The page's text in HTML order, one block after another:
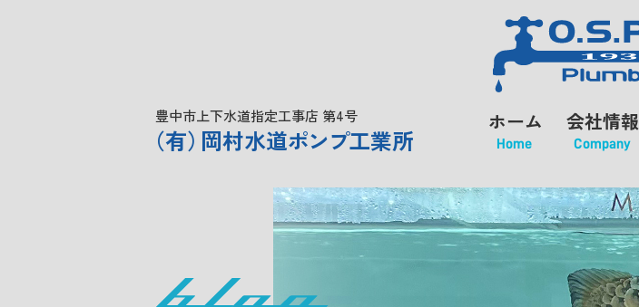
豊中市上下水道指定工事店 第4号
（有） 岡村水道ポンプ工業所
ホーム
Home
会社情報
Company